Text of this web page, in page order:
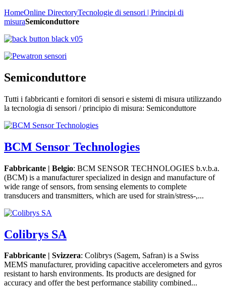
HomeOnline DirectoryTecnologie di sensori | Principi di
misuraSemiconduttore
Semiconduttore
Tutti i fabbricanti e fornitori di sensori e sistemi di misura utilizzando
la tecnologia di sensori / principio di misura: Semiconduttore
BCM Sensor Technologies
Fabbricante | Belgio: BCM SENSOR TECHNOLOGIES b.v.b.a.
(BCM) is a manufacturer specialized in design and manufacture of
wide range of sensors, from sensing elements to complete
transducers and transmitters, which are used for strain/stress-,...
Colibrys SA
Fabbricante | Svizzera: Colibrys (Sagem, Safran) is a Swiss
MEMS manufacturer, providing capacitive accelerometers and gyros
resistant to harsh environments. Its products are designed for
accuracy and offer the best performance stability combined...